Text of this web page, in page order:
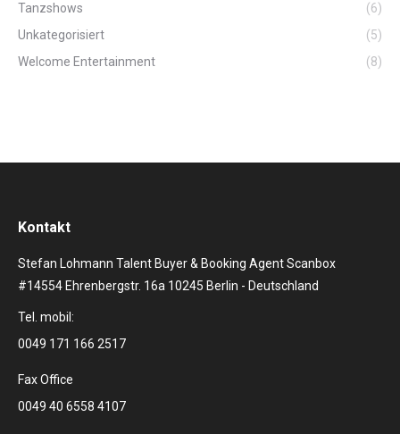
Tanzshows
(6)
Unkategorisiert
(5)
Welcome Entertainment
(8)
Kontakt
Stefan Lohmann Talent Buyer & Booking Agent Scanbox
#14554 Ehrenbergstr. 16a 10245 Berlin - Deutschland
Tel. mobil:
0049 171 166 2517
Fax Office
0049 40 6558 4107